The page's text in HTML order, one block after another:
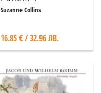
Suzanne Collins
16.85 € / 32.96 ЛВ.